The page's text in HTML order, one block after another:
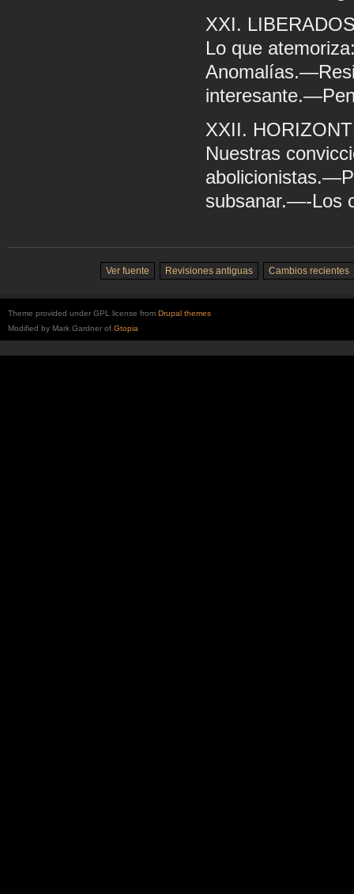
XXI.
Lo que
XXII.
Nuestras
subsanar.—-Los
Ver fuente Revisiones antiguas Cambios recientes
Theme provided under GPL license from Drupal themes
Modified by Mark Gardner of Gtopia